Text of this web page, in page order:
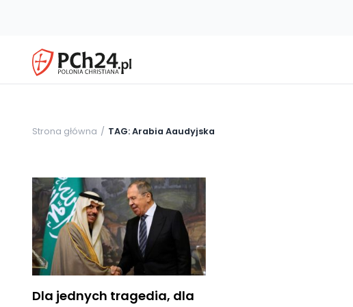
Strona główna TAG: Arabia Aaudyjska
Dla jednych tragedia, dla